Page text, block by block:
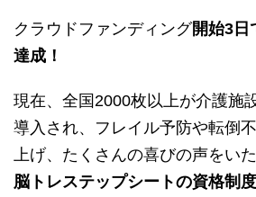
クラウドファンディング開始3日
達成！
現在、全国2000枚以上が介護施
導入され、フレイル予防や転倒
上げ、たくさんの喜びの声をい
脳トレステップシートの資格制